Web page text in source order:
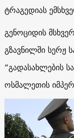
ტრაგედიას
გენოციდის
გზავნილში სერჟ
“გადასახლების
ოსმალეთის